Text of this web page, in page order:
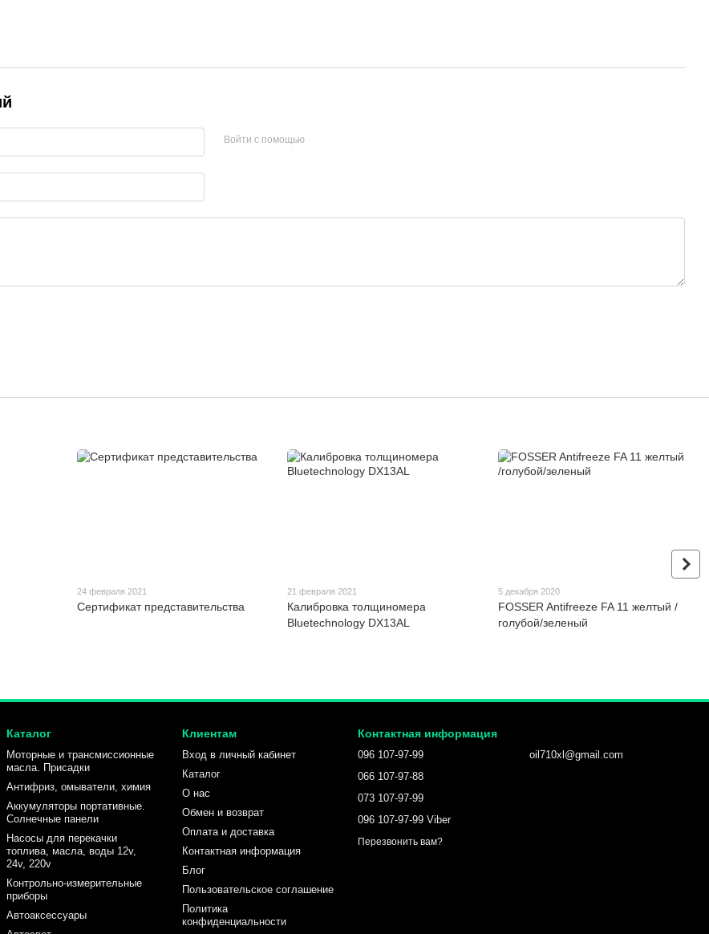
Войти с помощью
24 февраля 2021
Сертификат представительства
21 февраля 2021
Калибровка толщиномера
Bluetechnology DX13AL
5 декабря 2020
FOSSER Antifreeze FA 11 желтый /
голубой/зеленый
Каталог
Моторные и трансмиссионные
масла. Присадки
Антифриз, омыватели, химия
Аккумуляторы портативные.
Солнечные панели
Насосы для перекачки
топлива, масла, воды 12v,
24v, 220v
Контрольно-измерительные
приборы
Автоаксессуары
Клиентам
Вход в личный кабинет
Каталог
О нас
Обмен и возврат
Оплата и доставка
Контактная информация
Блог
Пользовательское соглашение
Политика
конфиденциальности
Контактная информация
096 107-97-99
066 107-97-88
073 107-97-99
096 107-97-99 Viber
Перезвонить вам?
oil710xl@gmail.com